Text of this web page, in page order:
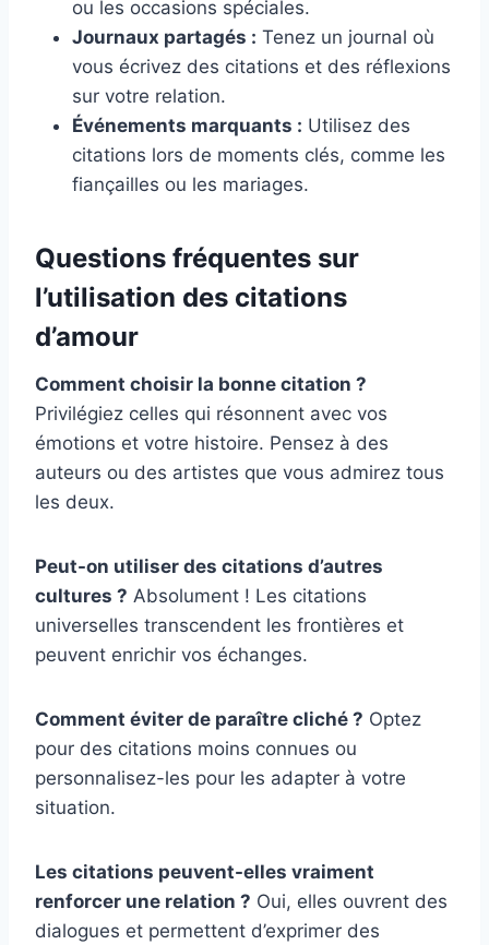
ou les occasions spéciales.
Journaux partagés : Tenez un journal où
vous écrivez des citations et des réflexions
sur votre relation.
Événements marquants : Utilisez des
citations lors de moments clés, comme les
fiançailles ou les mariages.
Questions fréquentes sur
l’utilisation des citations
d’amour
Comment choisir la bonne citation ?
Privilégiez celles qui résonnent avec vos
émotions et votre histoire. Pensez à des
auteurs ou des artistes que vous admirez tous
les deux.
Peut-on utiliser des citations d’autres
cultures ? Absolument ! Les citations
universelles transcendent les frontières et
peuvent enrichir vos échanges.
Comment éviter de paraître cliché ? Optez
pour des citations moins connues ou
personnalisez-les pour les adapter à votre
situation.
Les citations peuvent-elles vraiment
renforcer une relation ? Oui, elles ouvrent des
dialogues et permettent d’exprimer des